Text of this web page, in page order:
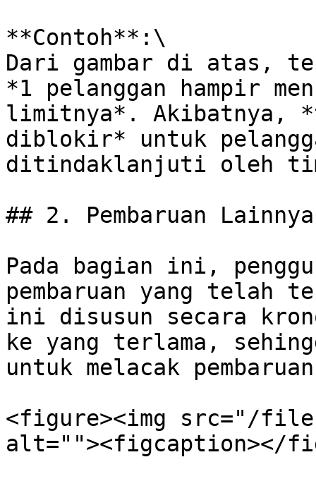
**Contoh**:\
Dari gambar di atas,
*1 pelanggan hampir
limitnya*. Akibatnya,
diblokir* untuk
ditindaklanjuti oleh
## 2. Pembaruan Lainnya
Pada bagian ini,
pembaruan yang telah
ini disusun secara
ke yang terlama,
untuk melacak
<figure><img src="/files/